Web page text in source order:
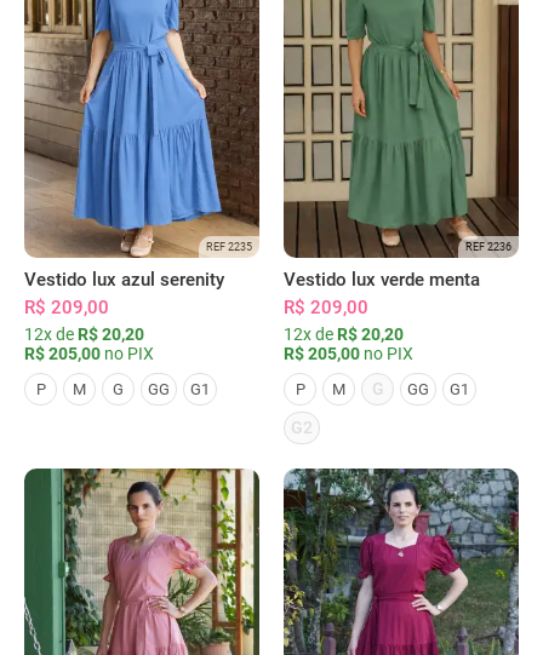
REF 2235
Vestido lux azul serenity
R$ 209,00
12x de R$ 20,20
R$ 205,00 no PIX
P M G GG G1
REF 2236
Vestido lux verde menta
R$ 209,00
12x de R$ 20,20
R$ 205,00 no PIX
P M G GG G1
G2